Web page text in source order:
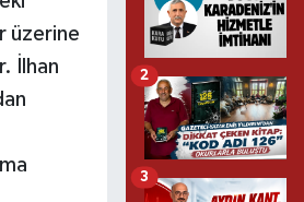
üzerine
İlhan
2
3